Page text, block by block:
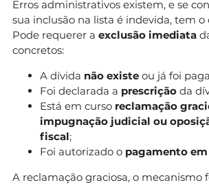
Erros administrativos existem, e se
sua inclusão na lista é indevida, tem
Pode requerer a exclusão imediata
concretos:
A dívida não existe ou já foi
Foi declarada a prescrição da
Está em curso reclamação
impugnação judicial ou
fiscal;
Foi autorizado o pagamento
A reclamação graciosa, o mecanismo